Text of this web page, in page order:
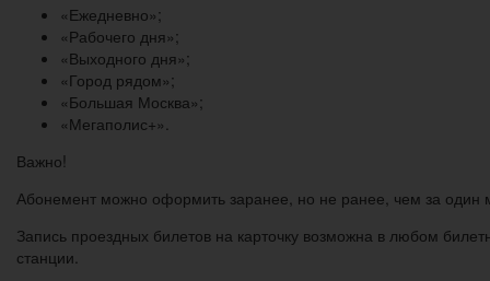
«Ежедневно»;
«Рабочего дня»;
«Выходного дня»;
«Город рядом»;
«Большая Москва»;
«Мегаполис+».
Важно!
Абонемент можно оформить заранее, но не ранее, чем за один
Запись проездных билетов на карточку возможна в любом
станции.